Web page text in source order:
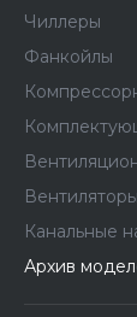
Чиллеры
Фанкойлы
Вентиляторы
Канальные
Архив